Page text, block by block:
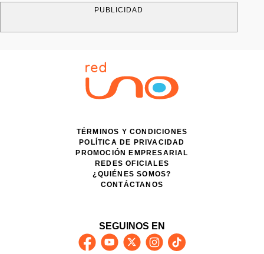
PUBLICIDAD
TÉRMINOS Y CONDICIONES
POLÍTICA DE PRIVACIDAD
PROMOCIÓN EMPRESARIAL
REDES OFICIALES
¿QUIÉNES SOMOS?
CONTÁCTANOS
SEGUINOS EN